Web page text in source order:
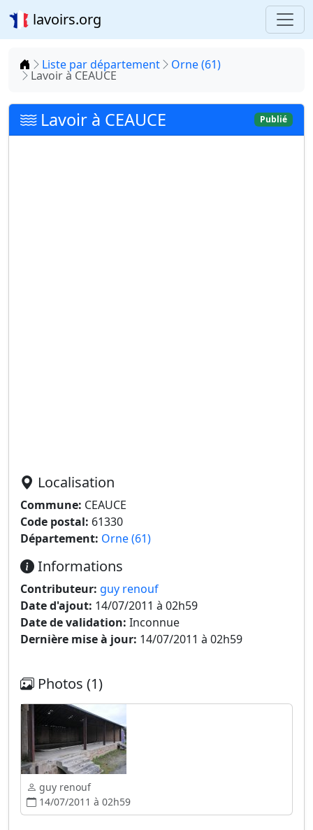
lavoirs.org
Accueil
Liste par département Orne (61)
Lavoir à CEAUCE
Lavoir à CEAUCE Publié
Localisation
Commune: CEAUCE
Code postal: 61330
Département: Orne (61)
Informations
Contributeur: guy renouf
Date d'ajout: 14/07/2011 à 02h59
Date de validation: Inconnue
Dernière mise à jour: 14/07/2011 à 02h59
Photos (1)
guy renouf
14/07/2011 à 02h59